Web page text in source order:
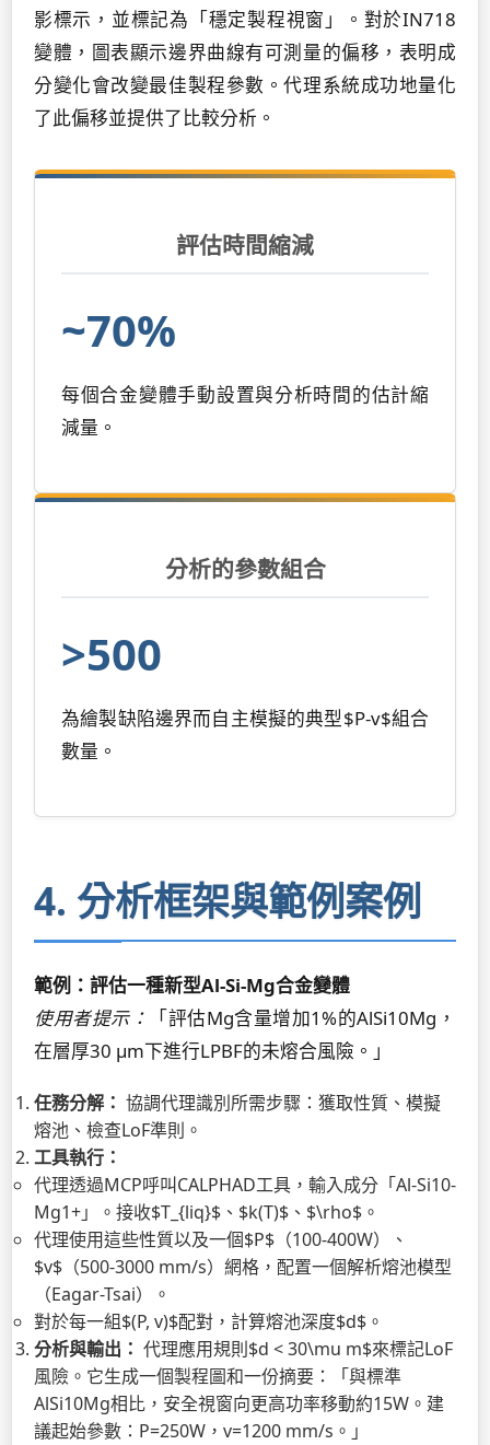
影標示，並標記為「穩定製程視窗」。對於IN718
變體，圖表顯示邊界曲線有可測量的偏移，表明成
分變化會改變最佳製程參數。代理系統成功地量化
了此偏移並提供了比較分析。
評估時間縮減
~70%
每個合金變體手動設置與分析時間的估計縮
減量。
分析的參數組合
>500
為繪製缺陷邊界而自主模擬的典型$P-v$組合
數量。
4. 分析框架與範例案例
範例：評估一種新型Al-Si-Mg合金變體
使用者提示：
「評估Mg含量增加1%的AlSi10Mg，
在層厚30 µm下進行LPBF的未熔合風險。」
任務分解： 協調代理識別所需步驟：獲取性質、模擬
熔池、檢查LoF準則。
工具執行：
代理透過MCP呼叫CALPHAD工具，輸入成分「Al-Si10-
Mg1+」。接收$T_{liq}$、$k(T)$、$\rho$。
代理使用這些性質以及一個$P$（100-400W）、
$v$（500-3000 mm/s）網格，配置一個解析熔池模型
（Eagar-Tsai）。
對於每一組$(P, v)$配對，計算熔池深度$d$。
分析與輸出： 代理應用規則$d < 30\mu m$來標記LoF
風險。它生成一個製程圖和一份摘要：「與標準
AlSi10Mg相比，安全視窗向更高功率移動約15W。建
議起始參數：P=250W，v=1200 mm/s。」